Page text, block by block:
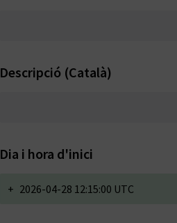
Descripció (Català)
Dia i hora d'inici
+ 2026-04-28 12:15:00 UTC